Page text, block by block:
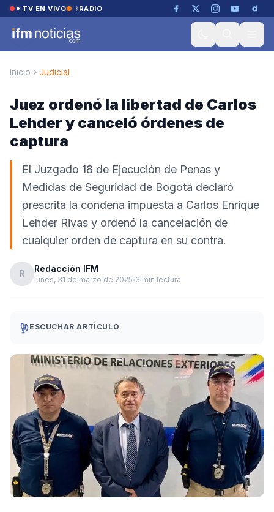
Saltar al contenido
TV EN VIVO RADIO
Inicio Judicial
Juez ordenó la libertad de Carlos
Lehder y canceló órdenes de
captura
El Juzgado 18 de Ejecución de Penas y
Medidas de Seguridad de Bogotá declaró
prescrita la condena impuesta a Carlos Enrique
Lehder Rivas y ordenó la cancelación de
cualquier orden de captura en su contra.
R Redacción IFM
lunes, 31 de marzo de 2025 3 min lectura
ESCUCHAR ARTÍCULO